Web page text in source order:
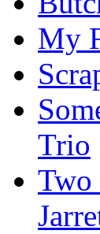
My
Trio
Two